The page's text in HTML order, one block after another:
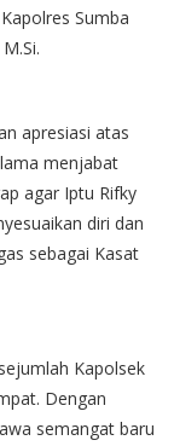
Sumba
apresiasi atas
menjabat
agar Iptu Rifky
diri dan
sebagai Kasat
Kapolsek
Dengan
semangat baru